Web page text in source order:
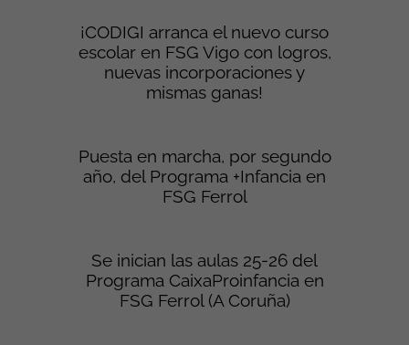
¡CODIGI arranca el nuevo curso
escolar en FSG Vigo con logros,
nuevas incorporaciones y
mismas ganas!
Puesta en marcha, por segundo
año, del Programa +Infancia en
FSG Ferrol
Se inician las aulas 25-26 del
Programa CaixaProinfancia en
FSG Ferrol (A Coruña)